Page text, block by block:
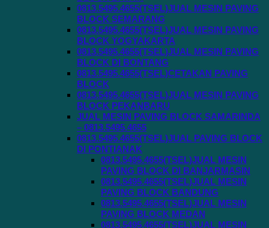
0813.5495.4655(TSEL)JUAL MESIN PAVING
BLOCK SEMARANG
0813.5495.4655(TSEL)JUAL MESIN PAVING
BLOCK YOGYAKARTA
0813.5495.4655(TSEL)JUAL MESIN PAVING
BLOCK DI BONTANG
0813.5495.4655(TSEL)CETAKAN PAVING
BLOCK
0813.5495.4655(TSEL)JUAL MESIN PAVING
BLOCK PEKANBARU
JUAL MESIN PAVING BLOCK SAMARINDA
– 0813.5495.4655
0813.5495.4655(TSEL)JUAL PAVING BLOCK
DI PONTIANAK
0813.5495.4655(TSEL)JUAL MESIN
PAVING BLOCK DI BANJARMASIN
0813.5495.4655(TSEL)JUAL MESIN
PAVING BLOCK BANDUNG
0813.5495.4655(TSEL)JUAL MESIN
PAVING BLOCK MEDAN
0813.5495.4655(TSEL)JUAL MESIN